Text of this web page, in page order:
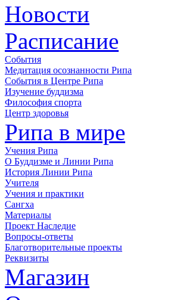
Новости
Расписание
События
Медитация осознанности Рипа
События в Центре Рипа
Изучение буддизма
Философия спорта
Центр здоровья
Рипа в мире
Учения Рипа
О Буддизме и Линии Рипа
История Линии Рипа
Учителя
Учения и практики
Сангха
Материалы
Проект Наследие
Вопросы-ответы
Благотворительные проекты
Реквизиты
Магазин